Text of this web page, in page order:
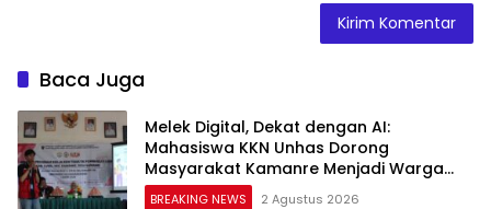
Baca Juga
Melek Digital, Dekat dengan AI:
Mahasiswa KKN Unhas Dorong
Masyarakat Kamanre Menjadi Warga
Digital yang Cerdas dan Adaptif
BREAKING NEWS 2 Agustus 2026